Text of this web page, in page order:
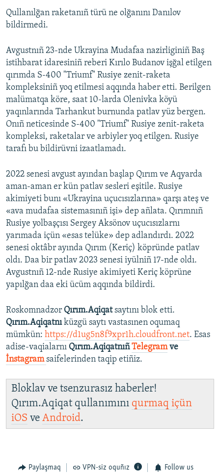
Qullanılğan raketanıñ türü ne olğanını Danılov
bildirmedi.
Avgustnıñ 23-nde Ukrayina Mudafaa nazirliginiñ Baş
istihbarat idaresiniñ reberi Kırılo Budanov işğal etilgen
qırımda S-400 "Triumf" Rusiye zenit-raketa
kompleksiniñ yoq etilmesi aqqında haber etti. Berilgen
malümatqa köre, saat 10-larda Olenivka köyü
yaqınlarında Tarhankut burnunda patlav yüz bergen.
Onıñ neticesinde S-400 "Triumf" Rusiye zenit-raketa
kompleksi, raketalar ve arbiyler yoq etilgen. Rusiye
tarafı bu bildirüvni izaatlamadı.
2022 senesi avgust ayından başlap Qırım ve Aqyarda
aman-aman er kün patlav sesleri eşitile. Rusiye
akimiyeti bunı «Ukrayina uçucısızlarına» qarşı ateş ve
«ava mudafaa sistemasınıñ işi» dep añlata. Qırımnıñ
Rusiye yolbaşçısı Sergey Aksönov uçucısızlarnı
yarımada içün «esas telüke» dep adlandırdı. 2022
senesi oktâbr ayında Qırım (Keriç) köpründe patlav
oldı. Daa bir patlav 2023 senesi iyülniñ 17-nde oldı.
Avgustnıñ 12-nde Rusiye akimiyeti Keriç köprüne
yapılğan daa eki ücüm aqqında bildirdi.
Roskomnadzor Qırım.Aqiqatsaytını blok etti.
Qırım.Aqiqatnıküzgü saytı vastasınen oqumaq
mümkün: https://d1ug5n8f9xpr1h.cloudfront.net. Esas
adise-vaqialarnı Qırım.AqiqatnıñTelegramve
İnstagramsaifelerinden taqip etiñiz.
Bloklav ve tsenzurasız haberler!
Qırım.Aqiqat qullanımını qurmaq içün
iOS ve Android.
Paylaşmaq VPN-siz oquñız Follow us